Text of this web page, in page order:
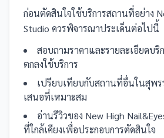
ก่อนตัดสินใจใช้บริการสถานที่อย่าง
Studio ควรพิจารณาประเด็นต่อไปนี้
สอบถามราคาและรายละเอียดบ
ตกลงใช้บริการ
เปรียบเทียบกับสถานที่อื่นในสุพ
เสนอที่เหมาะสม
อ่านรีวิวของ New High
ที่ใกล้เคียงเพื่อประกอบการตัดสินใจ